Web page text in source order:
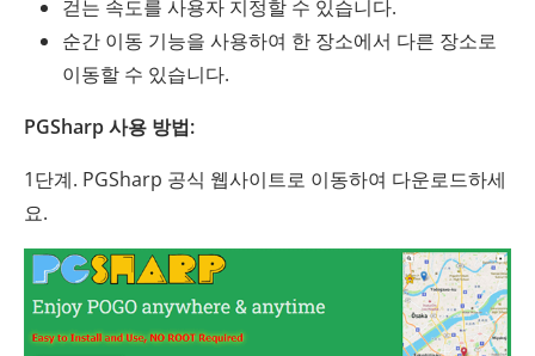
걷는 속도를 사용자 지정할 수 있습니다.
순간 이동 기능을 사용하여 한 장소에서 다른 장소로
이동할 수 있습니다.
PGSharp 사용 방법:
1단계. PGSharp 공식 웹사이트로 이동하여 다운로드하세
요.